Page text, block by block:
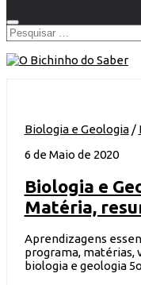
Pesquisar
por:
Biologia e Geologia/
6 de Maio de 2020
Biologia e
Matéria,
Aprendizagens
programa, matérias,
biologia e geologia